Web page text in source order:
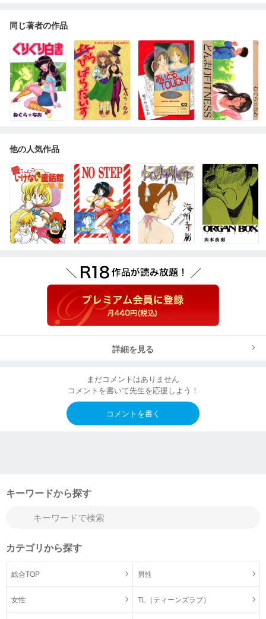
同じ著者の作品
他の人気作品
詳細を見る
まだコメントはありません
コメントを書いて先生を応援しよう！
コメントを書く
キーワードから探す
カテゴリから探す
総合TOP 男性
女性 TL（ティーンズラブ）